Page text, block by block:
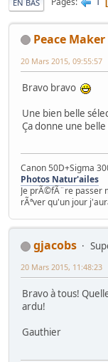
EN BAS
Peace Maker
20 Mars 2015, 09:55:57
Bravo bravo
Une bien belle
Ça donne une
Canon 50D+Sigma
Photos Natur'ailes
Je prÃ©fÃ¨re passer
rÃªver qu'un jour
gjacobs
20 Mars 2015, 11:48:23
Bravo à tous!
ardu!
Gauthier